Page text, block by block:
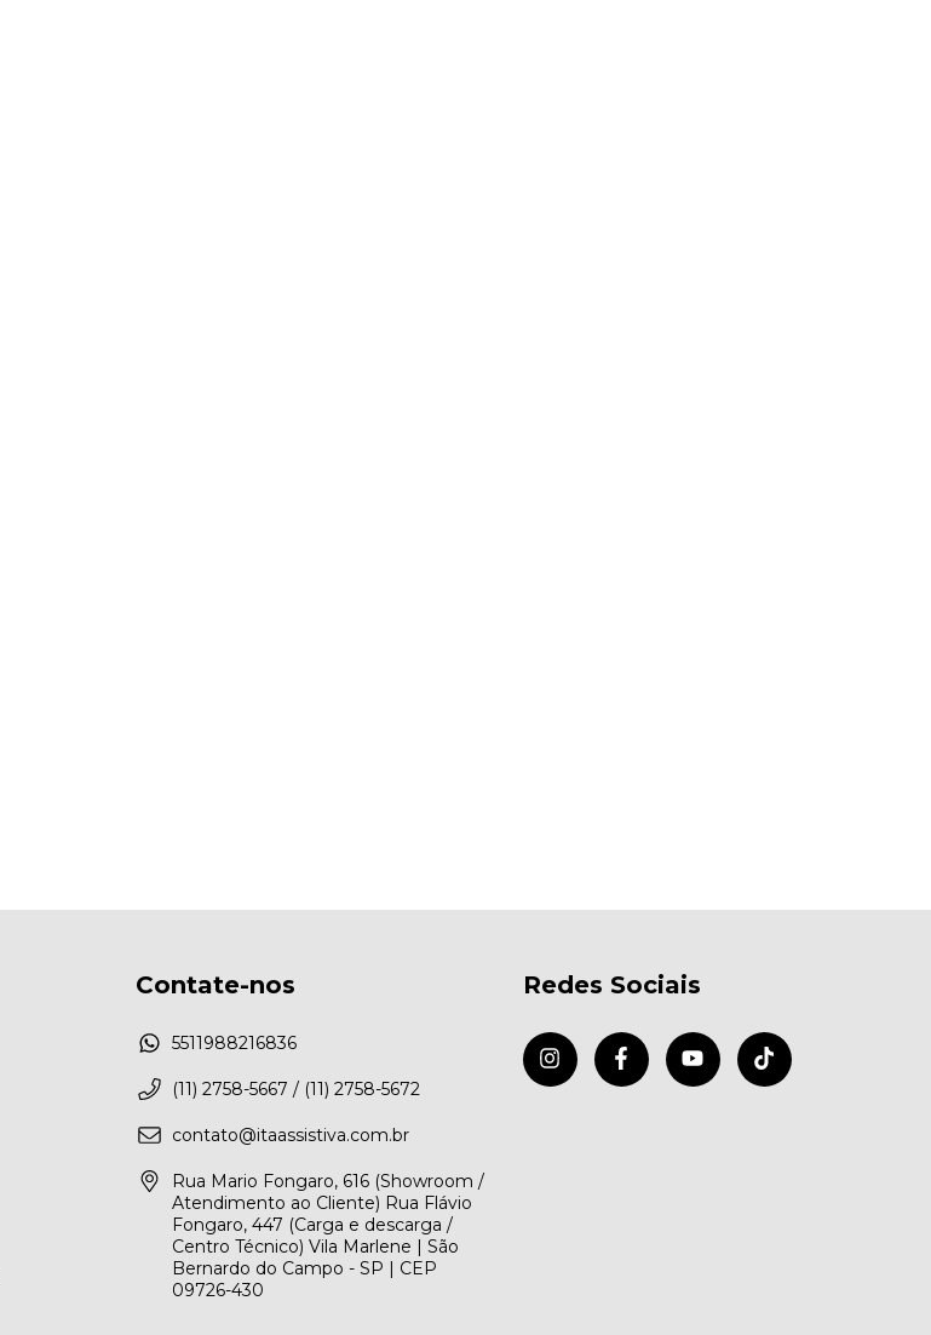
Contate-nos
5511988216836
(11) 2758-5667 / (11) 2758-5672
contato@itaassistiva.com.br
Rua Mario Fongaro, 616 (Showroom /
Atendimento ao Cliente) Rua Flávio
Fongaro, 447 (Carga e descarga /
Centro Técnico) Vila Marlene | São
Bernardo do Campo - SP | CEP
09726-430
Redes Sociais